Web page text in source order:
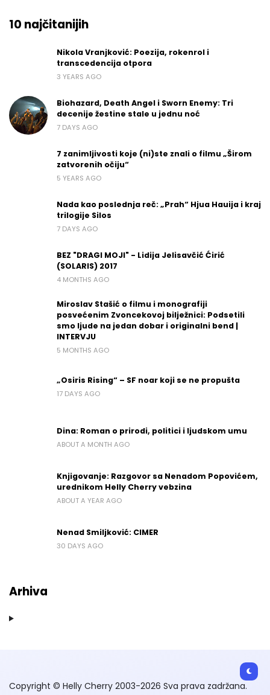
10 najčitanijih
Nikola Vranjković: Poezija, rokenrol i
transcedencija otpora
3 YEARS AGO
Biohazard, Death Angel i Sworn Enemy: Tri
decenije žestine stale u jednu noć
7 DAYS AGO
7 zanimljivosti koje (ni)ste znali o filmu „Širom
zatvorenih očiju“
5 YEARS AGO
Nada kao poslednja reč: „Prah“ Hjua Hauija i kraj
trilogije Silos
7 DAYS AGO
BEZ "DRAGI MOJI" - Lidija Jelisavčić Ćirić
(SOLARIS) 2017
4 MONTHS AGO
Miroslav Stašić o filmu i monografiji
posvećenim Zvoncekovoj bilježnici: Podsetili
smo ljude na jedan dobar i originalni bend |
INTERVJU
5 MONTHS AGO
„Osiris Rising“ – SF noar koji se ne propušta
17 DAYS AGO
Dina: Roman o prirodi, politici i ljudskom umu
ABOUT A MONTH AGO
Knjigovanje: Razgovor sa Nenadom Popovićem,
urednikom Helly Cherry vebzina
ABOUT A YEAR AGO
Nenad Smiljković: CIMER
30 DAYS AGO
Arhiva
Copyright © Helly Cherry 2003-2026 Sva prava zadržana.